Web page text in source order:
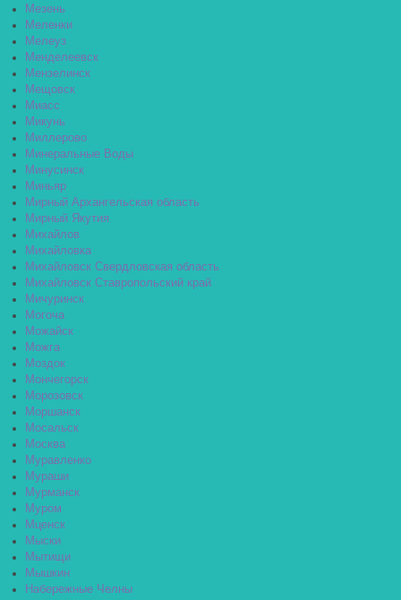
Мезень
Меленки
Мелеуз
Менделеевск
Мензелинск
Мещовск
Миасс
Микунь
Миллерово
Минеральные Воды
Минусинск
Миньяр
Мирный Архангельская область
Мирный Якутия
Михайлов
Михайловка
Михайловск Свердловская область
Михайловск Ставропольский край
Мичуринск
Могоча
Можайск
Можга
Моздок
Мончегорск
Морозовск
Моршанск
Мосальск
Москва
Муравленко
Мураши
Мурманск
Муром
Мценск
Мыски
Мытищи
Мышкин
Набережные Челны